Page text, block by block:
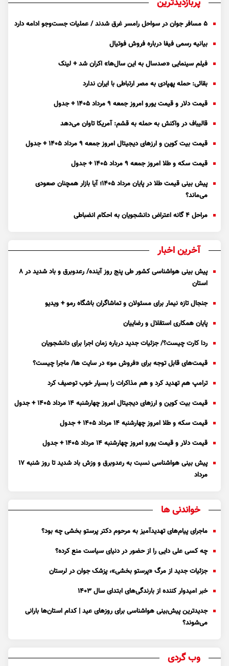
پربازدیدترین
۵ مسافر جوان در سواحل رامسر غرق شدند / عملیات جست‌و‌جو ادامه دارد
بیانیه رسمی فیفا درباره فروش فوتیال
فیلم سینمایی «صدسال به این سال‌ها» اکران شد + لینک
بقائی: حمله پهپادی به مصر ارتباطی با ایران ندارد
قیمت دلار و قیمت یورو امروز جمعه ۹ مرداد ۱۴۰۵ + جدول
قالیباف در واکنش به حمله به قشم: آمریکا تاوان می‌دهد
قیمت بیت کوین و ارز‌های دیجیتال امروز جمعه ۹ مرداد ۱۴۰۵ + جدول
قیمت سکه و طلا امروز جمعه ۹ مرداد ۱۴۰۵ + جدول
پیش بینی قیمت طلا در پایان مرداد 1405؛ آیا بازار همچنان صعودی
می‌ماند؟
مراحل ۴ گانه اعتراض دانشجویان به احکام انضباطی
آخرین اخبار
پیش بینی هواشناسی کشور طی پنج روز آینده/ رعدوبرق و باد شدید در ۸
استان
جنجال تازه نیمار برای مسئولان و تماشاگران باشگاه رمو + ویدیو
پایان همکاری استقلال و رضاییان
ردا کارت چیست؟/ جزئیات جدید درباره زمان اجرا برای دانشجویان
قیمت‌های قابل توجه برای «فروش مو» در سایت ها/ ماجرا چیست؟
ترامپ هم تهدید کرد و هم مذاکرات را بسیار خوب توصیف کرد
قیمت بیت کوین و ارز‌های دیجیتال امروز چهارشنبه ۱۴ مرداد ۱۴۰۵ + جدول
قیمت سکه و طلا امروز چهارشنبه ۱۴ مرداد ۱۴۰۵ + جدول
قیمت دلار و قیمت یورو امروز چهارشنبه ۱۴ مرداد ۱۴۰۵ + جدول
پیش بینی هواشناسی نسبت به رعدوبرق و وزش باد شدید تا روز شنبه ۱۷
مرداد
خواندنی ها
ماجرای پیام‌های تهدیدآمیز به مرحوم دکتر پرستو بخشی چه بود؟
چه کسی علی دایی را از حضور در دنیای سیاست منع کرده؟
جزئیات جدید از مرگ «پرستو بخشی»، پزشک جوان در لرستان
خبر امیدوار کننده از بارندگی‌های ابتدای سال ۱۴۰۳
جدیدترین پیش‌بینی هواشناسی برای روزهای عید | کدام استان‌ها بارانی
می‌شوند؟
وب گردی